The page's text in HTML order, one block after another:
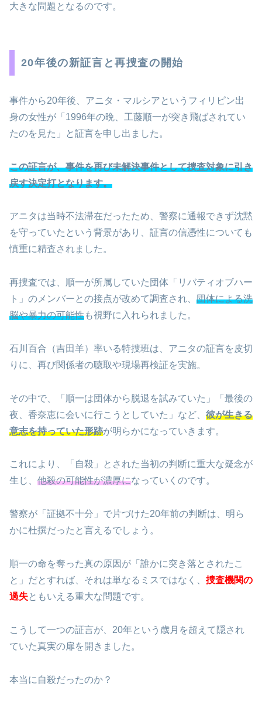
大きな問題となるのです。
20年後の新証言と再捜査の開始
事件から20年後、アニタ・マルシアというフィリピン出
身の女性が「1996年の晩、工藤順一が突き飛ばされてい
たのを見た」と証言を申し出ました。
この証言が、事件を再び未解決事件として捜査対象に引き
戻す決定打となります。
アニタは当時不法滞在だったため、警察に通報できず沈黙
を守っていたという背景があり、証言の信憑性についても
慎重に精査されました。
再捜査では、順一が所属していた団体「リバティオブハー
ト」のメンバーとの接点が改めて調査され、 団体による洗
脳や暴力の可能性も視野に入れられました。
石川百合（吉田羊）率いる特捜班は、アニタの証言を皮切
りに、再び関係者の聴取や現場再検証を実施。
その中で、「順一は団体から脱退を試みていた」「最後の
夜、香奈恵に会いに行こうとしていた」など、 彼が生きる
意志を持っていた形跡が明らかになっていきます。
これにより、「自殺」とされた当初の判断に重大な疑念が
生じ、 他殺の可能性が濃厚になっていくのです。
警察が「証拠不十分」で片づけた20年前の判断は、明ら
かに杜撰だったと言えるでしょう。
順一の命を奪った真の原因が「誰かに突き落とされたこ
と」だとすれば、それは単なるミスではなく、 捜査機関の
過失ともいえる重大な問題です。
こうして一つの証言が、20年という歳月を超えて隠され
ていた真実の扉を開きました。
本当に自殺だったのか？